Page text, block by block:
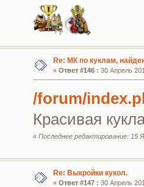
Re: МК по куклам,
« Ответ #146 : 30 Апрель
/forum/
Красивая
«Последнее редактирование: 15
Re: Выкройки кукол.
« Ответ #147 : 30 Апрель